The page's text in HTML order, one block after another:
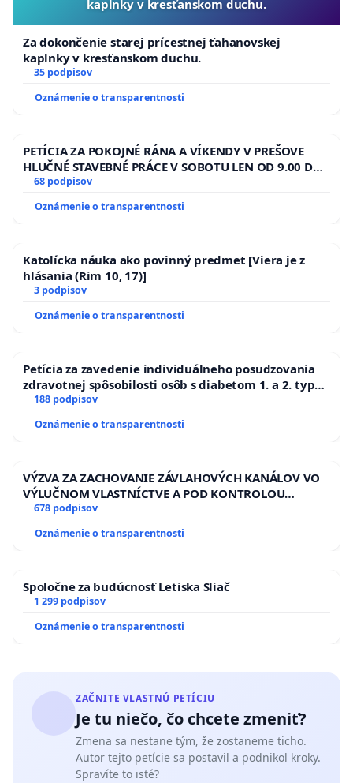
kaplnky v kresťanskom duchu.
Za dokončenie starej prícestnej ťahanovskej
kaplnky v kresťanskom duchu.
35 podpisov
Oznámenie o transparentnosti
PETÍCIA ZA POKOJNÉ RÁNA A VÍKENDY V PREŠOVE
HLUČNÉ STAVEBNÉ PRÁCE V SOBOTU LEN OD 9.00 DO
13.00 HOD., CEZ PRACOVNÝ TÝŽDEŇ CIEĽ 8.00 – 18.00
HOD. A PRAVIDELNÁ KONTROLA STAVBY C-AREA NA
ĎUMBIERSKEJ/MAGU
68 podpisov
Oznámenie o transparentnosti
Katolícka náuka ako povinný predmet [Viera je z
hlásania (Rim 10, 17)]
3 podpisov
Oznámenie o transparentnosti
Petícia za zavedenie individuálneho posudzovania
zdravotnej spôsobilosti osôb s diabetom 1. a 2. typu
pri prijímaní do Policajného zboru SR
188 podpisov
Oznámenie o transparentnosti
VÝZVA ZA ZACHOVANIE ZÁVLAHOVÝCH KANÁLOV VO
VÝLUČNOM VLASTNÍCTVE A POD KONTROLOU
SLOVENSKEJ REPUBLIKY & žiadosť na riešenie
zanedbaného stavu závlahových a odvodňovacích
kanálov na Slovensku
678 podpisov
Oznámenie o transparentnosti
Spoločne za budúcnosť Letiska Sliač
1 299 podpisov
Oznámenie o transparentnosti
ZAČNITE VLASTNÚ PETÍCIU
Je tu niečo, čo chcete zmeniť?
Zmena sa nestane tým, že zostaneme ticho.
Autor tejto petície sa postavil a podnikol kroky.
Spravíte to isté?